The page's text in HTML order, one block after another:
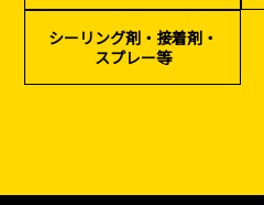
シーリング剤・接着剤・
スプレー等